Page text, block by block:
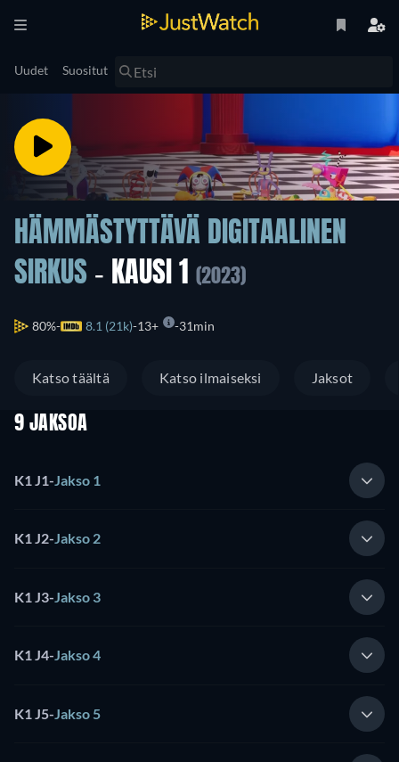
Uudet Suositut
HÄMMÄSTYTTÄVÄ DIGITAALINEN
SIRKUS - KAUSI 1 (2023)
80% 8.1 (21k) 13+ 31min
Katso täältä Katso ilmaiseksi Jaksot
9 JAKSOA
K1 J1- Jakso 1
K1 J2-Jakso 2
K1 J3- Jakso 3
K1 J4-Jakso 4
K1 J5-Jakso 5